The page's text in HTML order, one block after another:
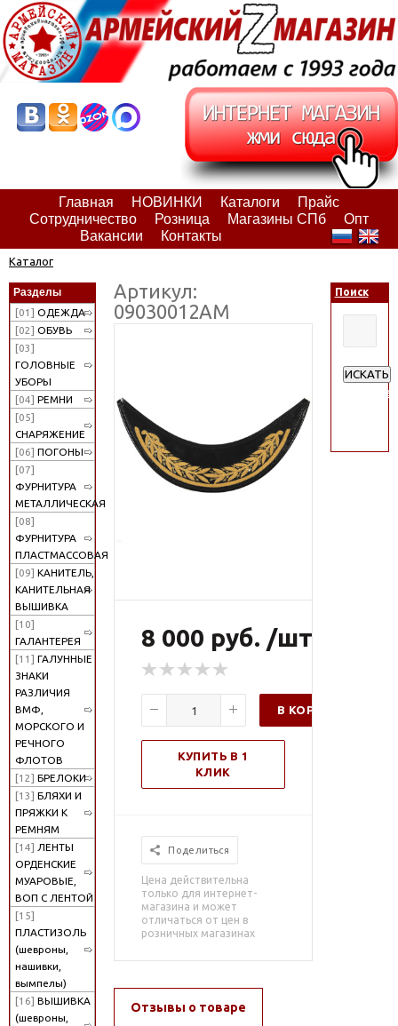
Главная НОВИНКИ Каталоги
Прайс
Сотрудничество
Розница Магазины СПб
Опт
Вакансии
Контакты
Каталог
Разделы
[01] ОДЕЖДА
[02] ОБУВЬ
[03]
ГОЛОВНЫЕ
УБОРЫ
[04] РЕМНИ
[05]
СНАРЯЖЕНИЕ
[06] ПОГОНЫ
[07]
ФУРНИТУРА
МЕТАЛЛИЧЕСКАЯ
[08]
ФУРНИТУРА
ПЛАСТМАССОВАЯ
[09] КАНИТЕЛЬ,
КАНИТЕЛЬНАЯ
ВЫШИВКА
[10]
ГАЛАНТЕРЕЯ
[11] ГАЛУННЫЕ
ЗНАКИ
РАЗЛИЧИЯ
ВМФ,
МОРСКОГО И
РЕЧНОГО
ФЛОТОВ
[12] БРЕЛОКИ
[13] БЛЯХИ И
ПРЯЖКИ К
РЕМНЯМ
[14] ЛЕНТЫ
ОРДЕНСКИЕ
МУАРОВЫЕ,
ВОП С ЛЕНТОЙ
[15]
ПЛАСТИЗОЛЬ
(шевроны,
нашивки,
вымпелы)
[16] ВЫШИВКА
(шевроны,
Артикул:
09030012АМ
8 000 руб. /шт
В КОРЗИНУ
КУПИТЬ В 1
КЛИК
Поделиться
Цена действительна
только для интернет-
магазина и может
отличаться от цен в
розничных магазинах
Отзывы о товаре
Поиск
ИСКАТЬ